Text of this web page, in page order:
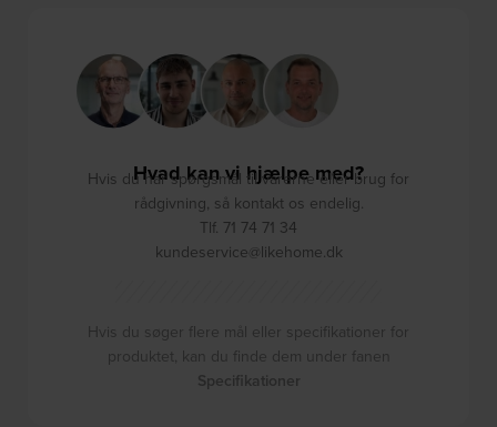
Hvad kan vi hjælpe med?
Hvis du har spørgsmål til varerne eller brug for
rådgivning, så kontakt os endelig.
Tlf. 71 74 71 34
kundeservice@likehome.dk
Hvis du søger flere mål eller specifikationer for
produktet, kan du finde dem under fanen
Specifikationer